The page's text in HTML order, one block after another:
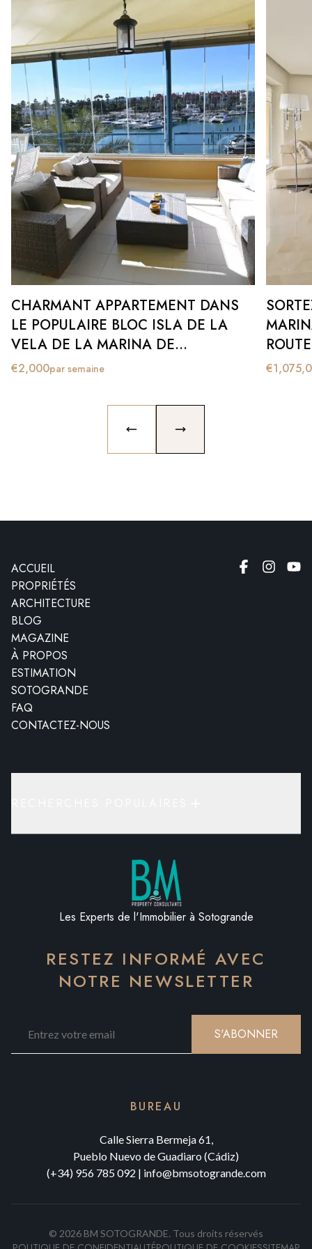
CHARMANT APPARTEMENT DANS
LE POPULAIRE BLOC ISLA DE LA
VELA DE LA MARINA DE
SOTOGRANDE (DISPONIBLE DU 1ER
CONTRAT DE 10 MOIS.
€2,000par semaine €
PREVIOUS SLIDENEXT SLIDE
ACCUEIL
PROPRIÉTÉS
ARCHITECTURE
BLOG
MAGAZINE
À PROPOS
ESTIMATION
SOTOGRANDE
FAQ
CONTACTEZ-NOUS
Les Experts de l'Immobilier à Sotogrande
RESTEZ INFORMÉ AVEC
NOTRE NEWSLETTER
S'ABONNER
BUREAU
Calle Sierra Bermeja 61,
Pueblo Nuevo de Guadiaro (Cádiz)
(+34) 956 785 092 | info@bmsotogrande.com
© 2026 BM SOTOGRANDE. Tous droits réservés